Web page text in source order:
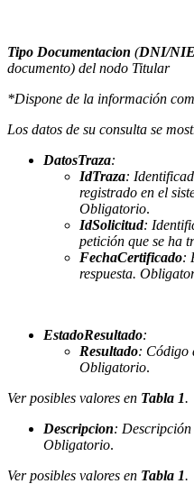
Tipo Documentacion (DNI/
documento) del nodo Titular
*Dispone de la información
Los datos de su consulta se
DatosTraza:
IdTraza:
registrado en el
Obligatorio.
IdSolicitud:
petición que se ha
FechaCertificado:
respuesta.
EstadoResultado:
Resultado: Código
Obligatorio.
Ver posibles valores en Tabla 1.
Descripcion: Descripción
Obligatorio.
Ver posibles valores en Tabla 1.